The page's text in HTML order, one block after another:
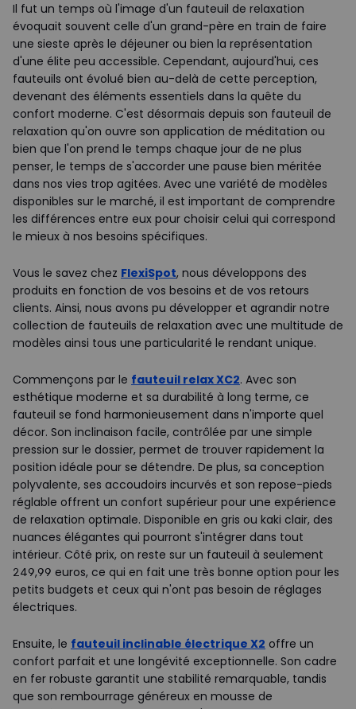
Il fut un temps où l'image d'un fauteuil de relaxation
évoquait souvent celle d'un grand-père en train de faire
une sieste après le déjeuner ou bien la représentation
d'une élite peu accessible. Cependant, aujourd'hui, ces
fauteuils ont évolué bien au-delà de cette perception,
devenant des éléments essentiels dans la quête du
confort moderne. C'est désormais depuis son fauteuil de
relaxation qu'on ouvre son application de méditation ou
bien que l'on prend le temps chaque jour de ne plus
penser, le temps de s'accorder une pause bien méritée
dans nos vies trop agitées. Avec une variété de modèles
disponibles sur le marché, il est important de comprendre
les différences entre eux pour choisir celui qui correspond
le mieux à nos besoins spécifiques.
Vous le savez chez FlexiSpot, nous développons des
produits en fonction de vos besoins et de vos retours
clients. Ainsi, nous avons pu développer et agrandir notre
collection de fauteuils de relaxation avec une multitude de
modèles ainsi tous une particularité le rendant unique.
Commençons par le fauteuil relax XC2. Avec son
esthétique moderne et sa durabilité à long terme, ce
fauteuil se fond harmonieusement dans n'importe quel
décor. Son inclinaison facile, contrôlée par une simple
pression sur le dossier, permet de trouver rapidement la
position idéale pour se détendre. De plus, sa conception
polyvalente, ses accoudoirs incurvés et son repose-pieds
réglable offrent un confort supérieur pour une expérience
de relaxation optimale. Disponible en gris ou kaki clair, des
nuances élégantes qui pourront s'intégrer dans tout
intérieur. Côté prix, on reste sur un fauteuil à seulement
249,99 euros, ce qui en fait une très bonne option pour les
petits budgets et ceux qui n'ont pas besoin de réglages
électriques.
Ensuite, le fauteuil inclinable électrique X2 offre un
confort parfait et une longévité exceptionnelle. Son cadre
en fer robuste garantit une stabilité remarquable, tandis
que son rembourrage généreux en mousse de